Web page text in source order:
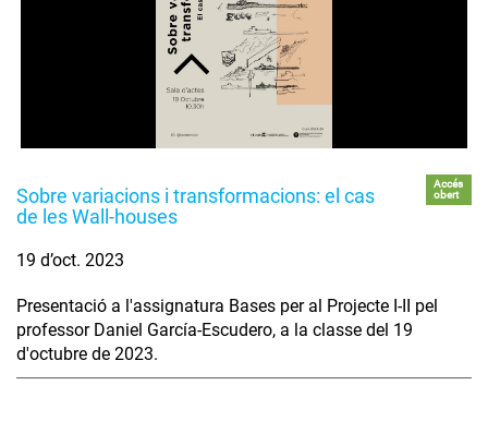
Sobre variacions i transformacions: el cas
de les Wall-houses
Accés
obert
19 d’oct. 2023
Presentació a l'assignatura Bases per al Projecte I-II pel
professor Daniel García-Escudero, a la classe del 19
d'octubre de 2023.